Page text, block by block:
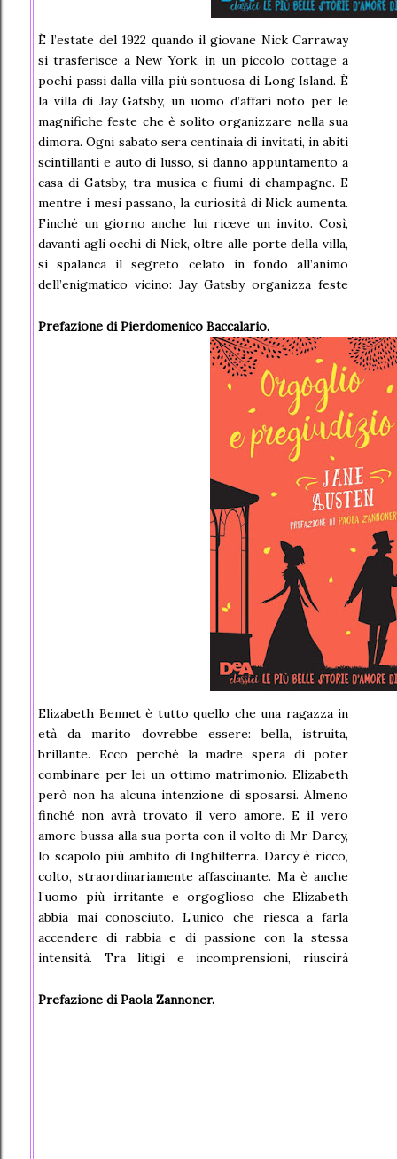
È l’estate del 1922 quando il giovane Nick Carraway
si trasferisce a New York, in un piccolo cottage a
pochi passi dalla villa più sontuosa di Long Island. È
la villa di Jay Gatsby, un uomo d’affari noto per le
magnifiche feste che è solito organizzare nella sua
dimora. Ogni sabato sera centinaia di invitati, in abiti
scintillanti e auto di lusso, si danno appuntamento a
casa di Gatsby, tra musica e fiumi di champagne. E
mentre i mesi passano, la curiosità di Nick aumenta.
Finché un giorno anche lui riceve un invito. Così,
davanti agli occhi di Nick, oltre alle porte della villa,
si spalanca il segreto celato in fondo all’animo
dell’enigmatico vicino: Jay Gatsby organizza feste
ritrovare Daisy, la donna che ha amato con tutto il
La commovente storia di una passione folle e
disperata sullo sfondo di un’epoca e di una città
Prefazione di Pierdomenico Baccalario.
Elizabeth Bennet è tutto quello che una ragazza in
età da marito dovrebbe essere: bella, istruita,
brillante. Ecco perché la madre spera di poter
combinare per lei un ottimo matrimonio. Elizabeth
però non ha alcuna intenzione di sposarsi. Almeno
finché non avrà trovato il vero amore. E il vero
amore bussa alla sua porta con il volto di Mr Darcy,
lo scapolo più ambito di Inghilterra. Darcy è ricco,
colto, straordinariamente affascinante. Ma è anche
l’uomo più irritante e orgoglioso che Elizabeth
abbia mai conosciuto. L’unico che riesca a farla
accendere di rabbia e di passione con la stessa
intensità. Tra litigi e incomprensioni, riuscirà
davvero il suo cuore?
Prefazione di Paola Zannoner.